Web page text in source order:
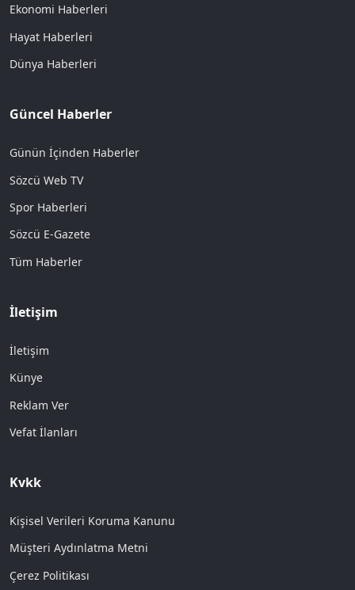
Ekonomi Haberleri
Hayat Haberleri
Dünya Haberleri
Güncel Haberler
Günün İçinden Haberler
Sözcü Web TV
Spor Haberleri
Sözcü E-Gazete
Tüm Haberler
İletişim
İletişim
Künye
Reklam Ver
Vefat İlanları
Kvkk
Kişisel Verileri Koruma Kanunu
Müşteri Aydınlatma Metni
Çerez Politikası